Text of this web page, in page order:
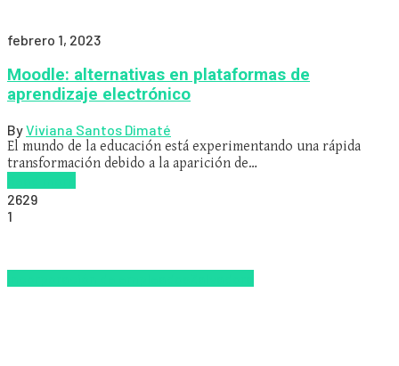
febrero 1, 2023
Moodle: alternativas en plataformas de
aprendizaje electrónico
ByViviana Santos Dimaté
El mundo de la educación está experimentando una rápida
transformación debido a la aparición de…
2629
1